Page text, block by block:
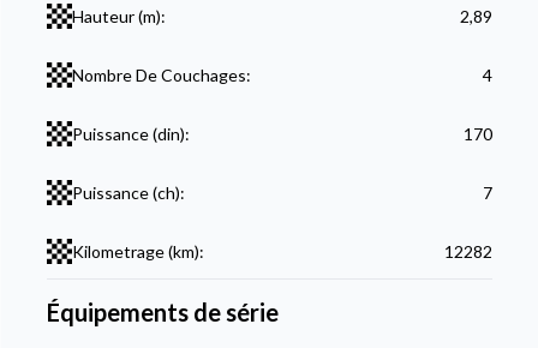
Hauteur (m): 2,89
Nombre De Couchages: 4
Puissance (din): 170
Puissance (ch): 7
Kilometrage (km): 12282
Équipements de série